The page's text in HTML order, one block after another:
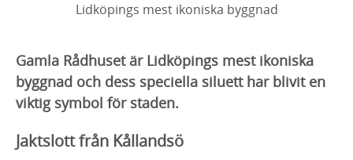
Lidköpings mest ikoniska byggnad
Gamla Rådhuset är Lidköpings mest ikoniska
byggnad och dess speciella siluett har blivit en
viktig symbol för staden.
Jaktslott från Kållandsö